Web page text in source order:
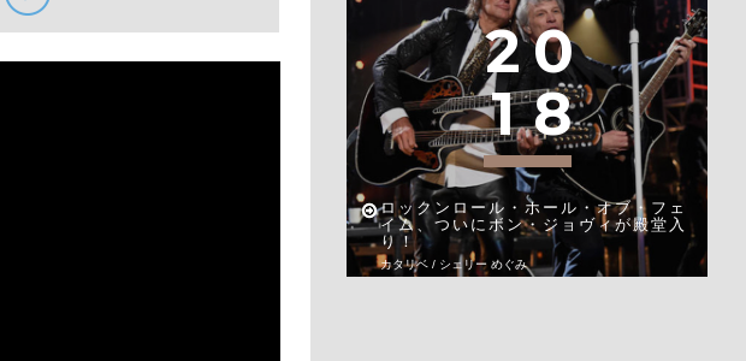
20
1 8
ロックンロール・ホール・オブ・フェ
イム、ついにボン・ジョヴィが殿堂入
り！
カタリベ / シェリー めぐみ